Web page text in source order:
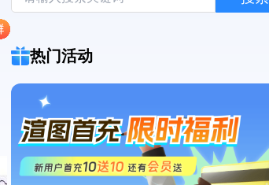
热门活动